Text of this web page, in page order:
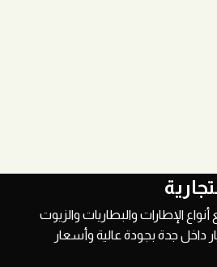
الإطارات والبطاريات والزيوت
داخل جدة بجودة عالية وأسعار